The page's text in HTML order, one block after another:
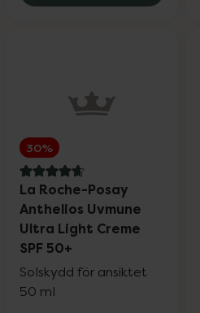
Wella Professionals
Wellibites
Wild
Nailner och Wortie
30%
4.8 av 5 i omdöme
La Roche-Posay
Anthelios Uvmune
Ultra Light Creme
SPF 50+
Solskydd för ansiktet
50 ml